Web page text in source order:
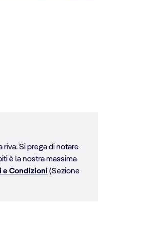
Si prega di notare
è la nostra massima
e Condizioni (Sezione